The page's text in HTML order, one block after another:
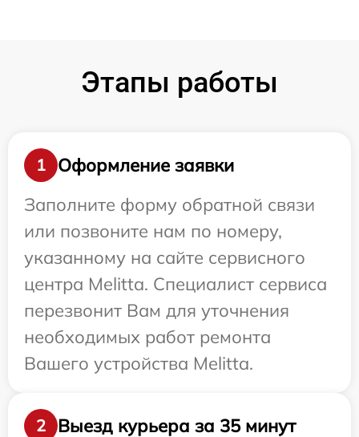
Этапы работы
1
Оформление заявки
Заполните форму обратной связи
или позвоните нам по номеру,
указанному на сайте сервисного
центра Melitta. Специалист сервиса
перезвонит Вам для уточнения
необходимых работ ремонта
Вашего устройства Melitta.
2 Выезд курьера за 35 минут